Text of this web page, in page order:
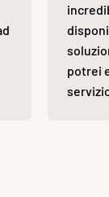
potrei